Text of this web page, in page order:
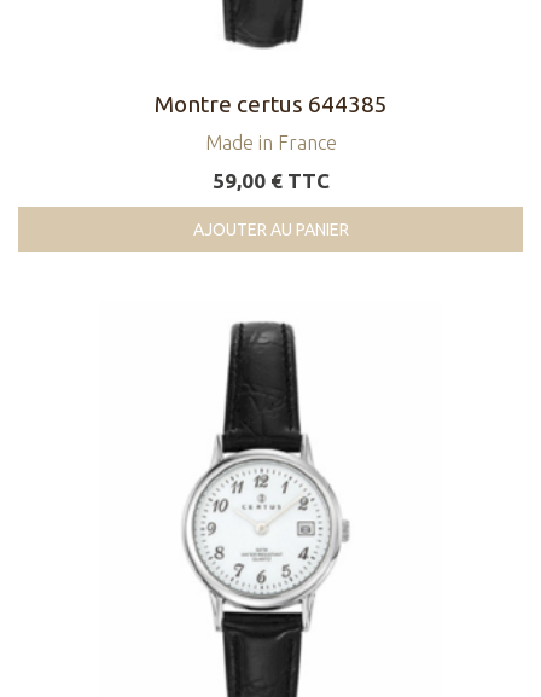
Montre certus 644385
Made in France
59,00 € TTC
AJOUTER AU PANIER